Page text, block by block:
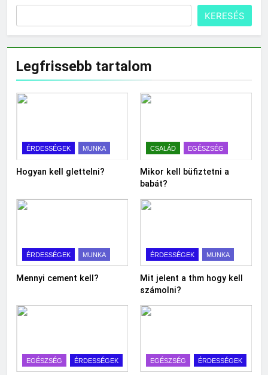
KERESÉS
Legfrissebb tartalom
ÉRDESSÉGEK MUNKA
Hogyan kell glettelni?
CSALÁD EGÉSZSÉG
Mikor kell büfiztetni a
babát?
ÉRDESSÉGEK MUNKA
Mennyi cement kell?
ÉRDESSÉGEK MUNKA
Mit jelent a thm hogy kell
számolni?
EGÉSZSÉG ÉRDESSÉGEK EGÉSZSÉG ÉRDESSÉGEK